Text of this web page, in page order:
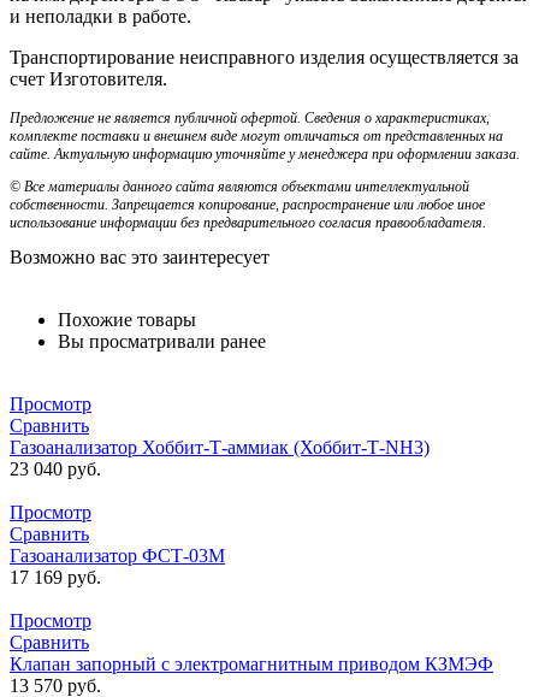
и неполадки в работе.
Транспортирование неисправного изделия осуществляется за
счет Изготовителя.
Предложение не является публичной офертой. Сведения о характеристиках,
комплекте поставки и внешнем виде могут отличаться от представленных на
сайте. Актуальную информацию уточняйте у менеджера при оформлении заказа.
© Все материалы данного сайта являются объектами интеллектуальной
собственности. Запрещается копирование, распространение или любое иное
использование информации без предварительного согласия правообладателя.
Возможно вас это заинтересует
Похожие товары
Вы просматривали ранее
Просмотр
Сравнить
Газоанализатор Хоббит-Т-аммиак (Хоббит-Т-NH3)
23 040 руб.
Просмотр
Сравнить
Газоанализатор ФСТ-03М
17 169 руб.
Просмотр
Сравнить
Клапан запорный с электромагнитным приводом КЗМЭФ
13 570 руб.